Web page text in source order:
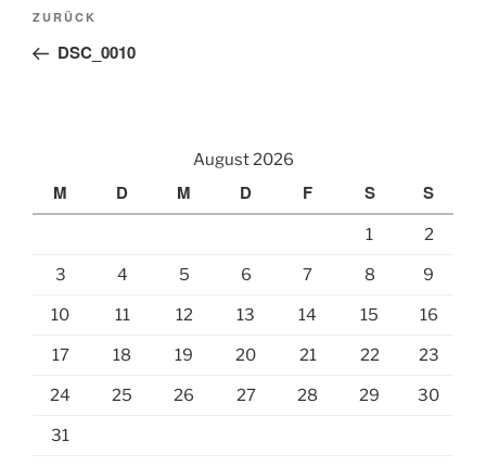
Vorheriger
Beitrag
ZURÜCK
DSC_0010
August 2026
M D M D F S S
1 2
3 4 5 6 7 8 9
10 11 12 13 14 15 16
17 18 19 20 21 22 23
24 25 26 27 28 29 30
31